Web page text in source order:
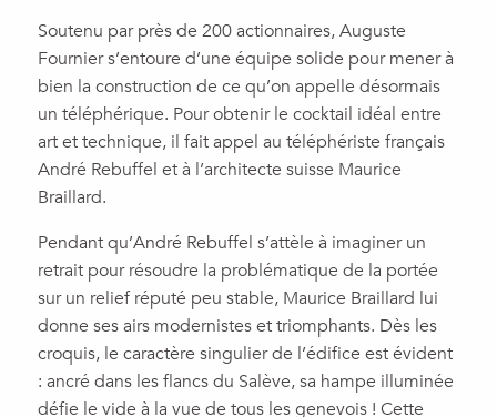
Soutenu par près de 200 actionnaires, Auguste
Fournier s’entoure d’une équipe solide pour mener à
bien la construction de ce qu’on appelle désormais
un téléphérique. Pour obtenir le cocktail idéal entre
art et technique, il fait appel au téléphériste français
André Rebuffel et à l’architecte suisse Maurice
Braillard.
Pendant qu’André Rebuffel s’attèle à imaginer un
retrait pour résoudre la problématique de la portée
sur un relief réputé peu stable, Maurice Braillard lui
donne ses airs modernistes et triomphants. Dès les
croquis, le caractère singulier de l’édifice est évident
: ancré dans les flancs du Salève, sa hampe illuminée
défie le vide à la vue de tous les genevois ! Cette